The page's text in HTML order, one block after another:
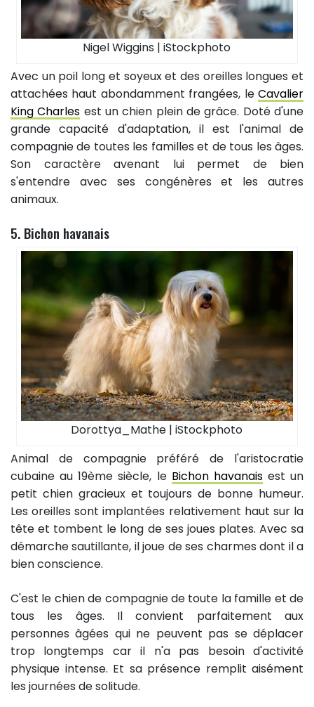
Nigel Wiggins | iStockphoto
Avec un poil long et soyeux et des oreilles longues et
attachées haut abondamment frangées, le Cavalier
King Charles est un chien plein de grâce. Doté d'une
grande capacité d'adaptation, il est l'animal de
compagnie de toutes les familles et de tous les âges.
Son caractère avenant lui permet de bien
s'entendre avec ses congénères et les autres
animaux.
5. Bichon havanais
Dorottya_Mathe | iStockphoto
Animal de compagnie préféré de l'aristocratie
cubaine au 19ème siècle, le Bichon havanaisest un
petit chien gracieux et toujours de bonne humeur.
Les oreilles sont implantées relativement haut sur la
tête et tombent le long de ses joues plates. Avec sa
démarche sautillante, il joue de ses charmes dont il a
bien conscience.
C'est le chien de compagnie de toute la famille et de
tous les âges. Il convient parfaitement aux
personnes âgées qui ne peuvent pas se déplacer
trop longtemps car il n'a pas besoin d'activité
physique intense. Et sa présence remplit aisément
les journées de solitude.